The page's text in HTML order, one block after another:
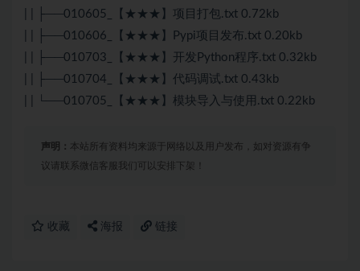
| | ├──010605_【★★★】项目打包.txt 0.72kb
| | ├──010606_【★★★】Pypi项目发布.txt 0.20kb
| | ├──010703_【★★★】开发Python程序.txt 0.32kb
| | ├──010704_【★★★】代码调试.txt 0.43kb
| | └──010705_【★★★】模块导入与使用.txt 0.22kb
声明： 本站所有资料均来源于网络以及用户发布，如对资源有争
议请联系微信客服我们可以安排下架！
收藏 海报 链接